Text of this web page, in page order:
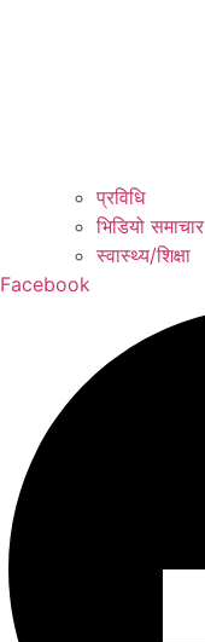
प्रविधि
भिडियो समाचार
स्वास्थ्य/शिक्षा
Facebook